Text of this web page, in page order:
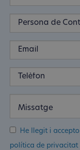
He llegit i
política de privacitat